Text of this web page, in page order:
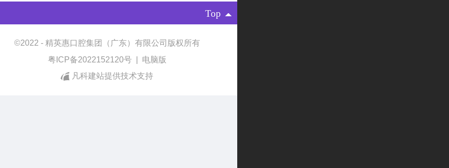
Top
©2022 - 精英惠口腔集团（广东）有限公司版权所有
粤ICP备2022152120号
电脑版
凡科建站提供技术支持